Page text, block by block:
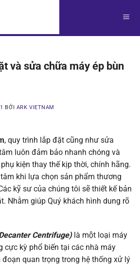
và sửa chữa máy ép bùn
BỞI ARK VIETNAM
, quy trình lắp đặt cũng như sửa
luôn đảm bảo nhanh chóng và
kiện thay thế kịp thời, chính hãng.
khi lựa chọn sản phẩm thương
kỹ sư của chúng tôi sẽ thiết kế bản
Nhằm giúp Quý khách hình dung rõ
Centrifuge) là một loại máy
cực kỳ phổ biến tại các nhà máy
đoạn quan trọng trong hệ thống xử lý